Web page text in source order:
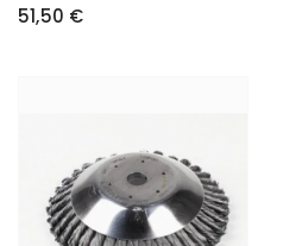
51,50 €